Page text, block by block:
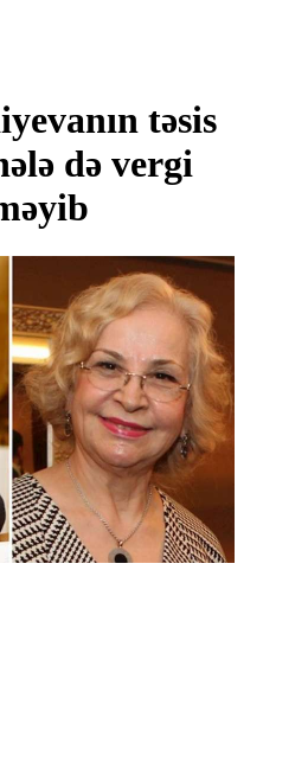
təsis
də vergi